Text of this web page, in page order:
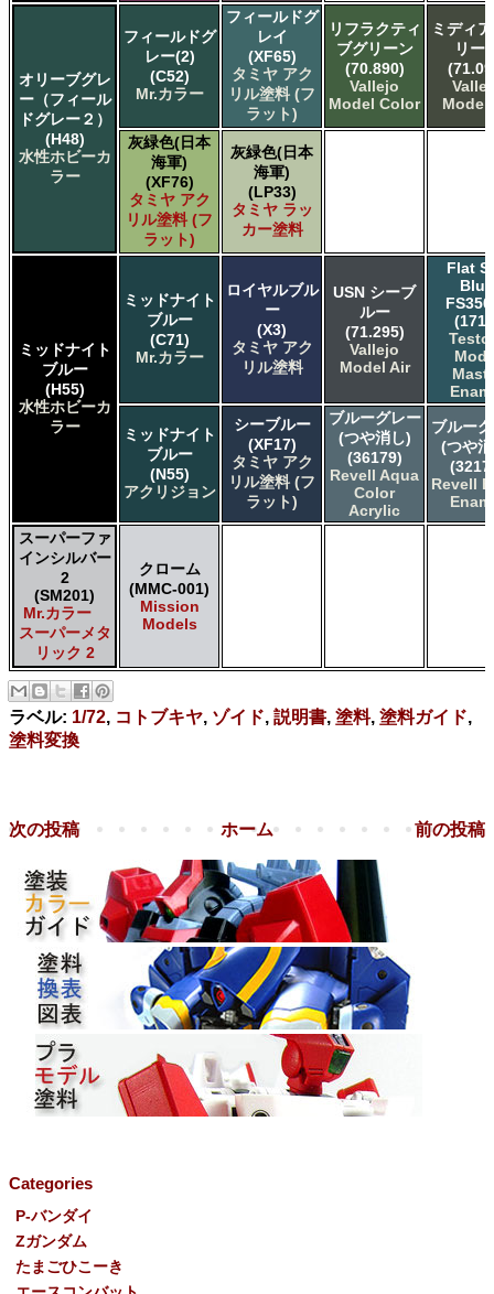
オリーブグレ
ー（フィール
ドグレー２）
(H48)
水性ホビーカ
ラー
フィールドグ
レー(2)
(C52)
Mr.カラー
フィールドグ
レイ
(XF65)
タミヤ アク
リル塗料 (フ
ラット)
リフラクティ
ブグリーン
(70.890)
Vallejo
Model Color
ミディ
リー
Model
灰緑色(日本
海軍)
(XF76)
タミヤ アク
リル塗料 (フ
ラット)
灰緑色(日本
海軍)
(LP33)
タミヤ ラッ
カー塗料
ミッドナイト
ブルー
(H55)
水性ホビーカ
ラー
ミッドナイト
ブルー
(C71)
Mr.カラー
ロイヤルブル
ー
(X3)
タミヤ アク
リル塗料
USN シーブ
ルー
(71.295)
Vallejo
Model Air
Flat
Blue
ミッドナイト
ブルー
(N55)
アクリジョン
シーブルー
(XF17)
タミヤ アク
リル塗料 (フ
ラット)
ブルーグレー
(つや消し)
(36179)
Revell Aqua
Color
Acrylic
ブルー
(つや
Revell
スーパーファ
インシルバー
2
(SM201)
Mr.カラー
スーパーメタ
リック 2
クローム
(MMC-001)
Mission
Models
ラベル: 1/72, コトブキヤ, ゾイド, 説明書, 塗料, 塗料ガイド,
塗料変換
次の投稿 前の投稿
ホーム
Categories
P-バンダイ
Ζガンダム
たまごひこーき